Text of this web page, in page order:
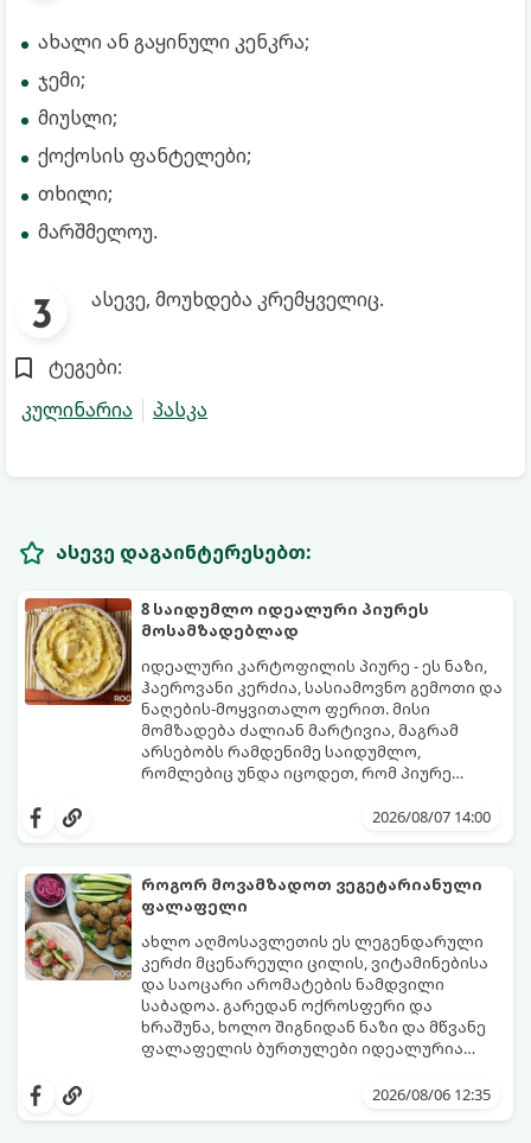
ახალი ან გაყინული კენკრა;
ჯემი;
მიუსლი;
ქოქოსის ფანტელები;
თხილი;
მარშმელოუ.
ასევე, მოუხდება კრემყველიც.
ტეგები:
კულინარია
პასკა
ასევე დაგაინტერესებთ:
8 საიდუმლო იდეალური პიურეს
მოსამზადებლად
იდეალური კარტოფილის პიურე - ეს ნაზი,
ჰაეროვანი კერძია, სასიამოვნო გემოთი და
ნაღების-მოყვითალო ფერით. მისი
მომზადება ძალიან მარტივია, მაგრამ
არსებობს რამდენიმე საიდუმლო,
რომლებიც უნდა იცოდეთ, რომ პიურე
2026/08/07 14:00
როგორ მოვამზადოთ ვეგეტარიანული
ფალაფელი
ახლო აღმოსავლეთის ეს ლეგენდარული
კერძი მცენარეული ცილის, ვიტამინებისა
და საოცარი არომატების ნამდვილი
საბადოა. გარედან ოქროსფერი და
ხრაშუნა, ხოლო შიგნიდან ნაზი და მწვანე
ფალაფელის ბურთულები იდეალურია
სალათებთან ერთად ან ტახინის (სესამის)
მდგომარეობს, რომ გამოიყენება2026/08/06 12:35